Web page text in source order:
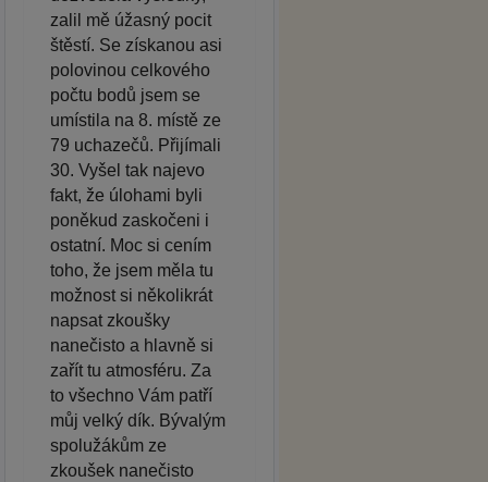
zalil mě úžasný pocit
štěstí. Se získanou asi
polovinou celkového
počtu bodů jsem se
umístila na 8. místě ze
79 uchazečů. Přijímali
30. Vyšel tak najevo
fakt, že úlohami byli
poněkud zaskočeni i
ostatní. Moc si cením
toho, že jsem měla tu
možnost si několikrát
napsat zkoušky
nanečisto a hlavně si
zařít tu atmosféru. Za
to všechno Vám patří
můj velký dík. Bývalým
spolužákům ze
zkoušek nanečisto